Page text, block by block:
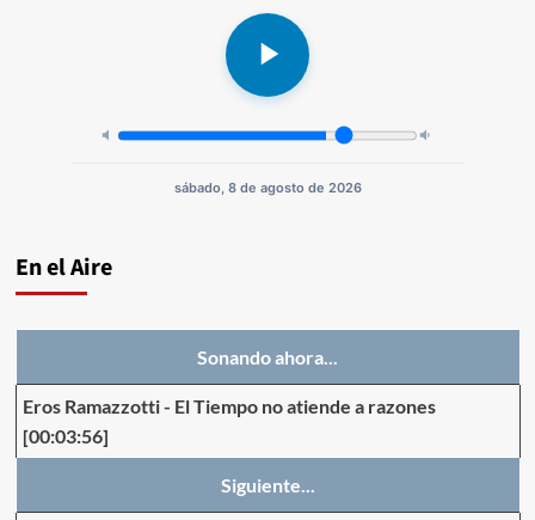
sábado, 8 de agosto de 2026
En el Aire
Sonando ahora...
Eros Ramazzotti- El Tiempo no atiende a razones
[00:03:56]
Siguiente...